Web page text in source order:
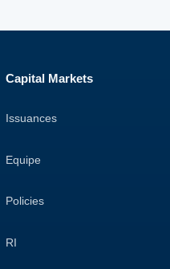
Capital Markets
Issuances
Equipe
Policies
RI